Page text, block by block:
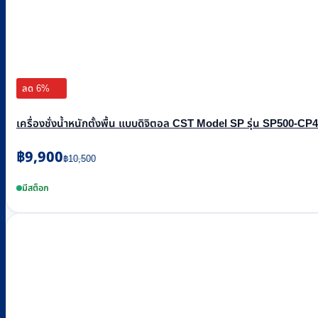
ลด 6%
เครื่องชั่งน้ำหนักตั้งพื้น แบบดิจิตอล CST Model SP รุ่น SP500-
฿10,500
Original
price
was:
฿9,900
Current
price
is:มีสต็อก